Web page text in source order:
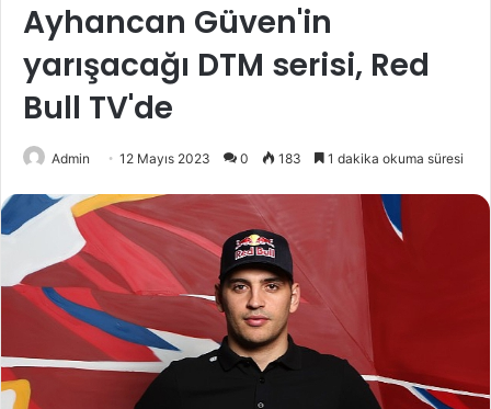
Ayhancan Güven'in
yarışacağı DTM serisi, Red
Bull TV'de
Admin 12 Mayıs 2023 0 183 1 dakika okuma süresi